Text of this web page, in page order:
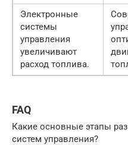
Электронные
системы
управления
увеличивают
расход топлива.
FAQ
Какие основные этапы
систем управления?